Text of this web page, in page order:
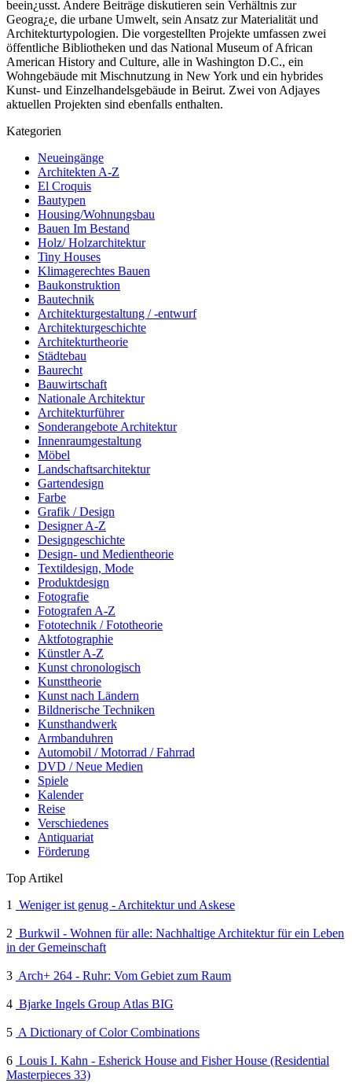
beein¿usst. Andere Beiträge diskutieren sein Verhältnis zur
Geogra¿e, die urbane Umwelt, sein Ansatz zur Materialität und
Architekturtypologien. Die vorgestellten Projekte umfassen zwei
öffentliche Bibliotheken und das National Museum of African
American History and Culture, alle in Washington D.C., ein
Wohngebäude mit Mischnutzung in New York und ein hybrides
Kunst- und Einzelhandelsgebäude in Beirut. Zwei von Adjayes
aktuellen Projekten sind ebenfalls enthalten.
Kategorien
Neueingänge
Architekten A-Z
El Croquis
Bautypen
Housing/Wohnungsbau
Bauen Im Bestand
Holz/ Holzarchitektur
Tiny Houses
Klimagerechtes Bauen
Baukonstruktion
Bautechnik
Architekturgestaltung / -entwurf
Architekturgeschichte
Architekturtheorie
Städtebau
Baurecht
Bauwirtschaft
Nationale Architektur
Architekturführer
Sonderangebote Architektur
Innenraumgestaltung
Möbel
Landschaftsarchitektur
Gartendesign
Farbe
Grafik / Design
Designer A-Z
Designgeschichte
Design- und Medientheorie
Textildesign, Mode
Produktdesign
Fotografie
Fotografen A-Z
Fototechnik / Fototheorie
Aktfotographie
Künstler A-Z
Kunst chronologisch
Kunsttheorie
Kunst nach Ländern
Bildnerische Techniken
Kunsthandwerk
Armbanduhren
Automobil / Motorrad / Fahrrad
DVD / Neue Medien
Spiele
Kalender
Reise
Verschiedenes
Antiquariat
Förderung
Top Artikel
1
Weniger ist genug - Architektur und Askese
2 Burkwil - Wohnen für alle: Nachhaltige Architektur für ein Leben
in der Gemeinschaft
3 Arch+ 264 - Ruhr: Vom Gebiet zum Raum
4 Bjarke Ingels Group Atlas BIG
5 A Dictionary of Color Combinations
6 Louis I. Kahn - Esherick House and Fisher House (Residential
Masterpieces 33)